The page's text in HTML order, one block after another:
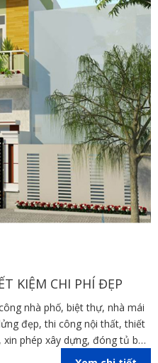
KIỆM CHI PHÍ ĐẸP
nhà phố, biệt thự, nhà mái
đẹp, thi công nội thất, thiết
phép xây dựng, đóng tủ bếp
Dương, TP Hồ Chí Minh,